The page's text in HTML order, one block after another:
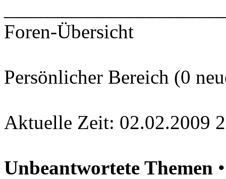
Foren-Übersicht
Persönlicher Bereich (0
Aktuelle Zeit: 02.02.2009
Unbeantwortete Themen